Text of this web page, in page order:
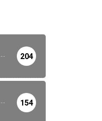
204
154